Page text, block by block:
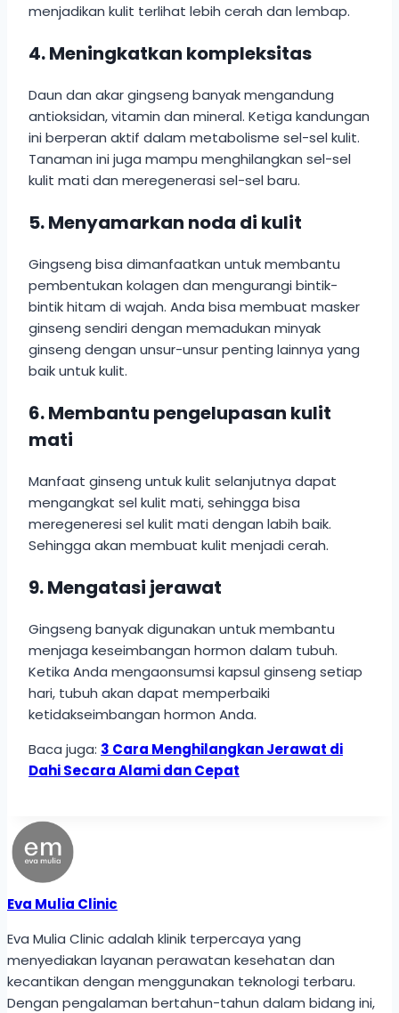
menjadikan kulit terlihat lebih cerah dan lembap.
4. Meningkatkan kompleksitas
Daun dan akar gingseng banyak mengandung
antioksidan, vitamin dan mineral. Ketiga kandungan
ini berperan aktif dalam metabolisme sel-sel kulit.
Tanaman ini juga mampu menghilangkan sel-sel
kulit mati dan meregenerasi sel-sel baru.
5. Menyamarkan noda di kulit
Gingseng bisa dimanfaatkan untuk membantu
pembentukan kolagen dan mengurangi bintik-
bintik hitam di wajah. Anda bisa membuat masker
ginseng sendiri dengan memadukan minyak
ginseng dengan unsur-unsur penting lainnya yang
baik untuk kulit.
6. Membantu pengelupasan kulit
mati
Manfaat ginseng untuk kulit selanjutnya dapat
mengangkat sel kulit mati, sehingga bisa
meregeneresi sel kulit mati dengan labih baik.
Sehingga akan membuat kulit menjadi cerah.
9. Mengatasi jerawat
Gingseng banyak digunakan untuk membantu
menjaga keseimbangan hormon dalam tubuh.
Ketika Anda mengaonsumsi kapsul ginseng setiap
hari, tubuh akan dapat memperbaiki
ketidakseimbangan hormon Anda.
Baca juga: 3 Cara Menghilangkan Jerawat di
Dahi Secara Alami dan Cepat
Eva Mulia Clinic
Eva Mulia Clinic adalah klinik terpercaya yang
menyediakan layanan perawatan kesehatan dan
kecantikan dengan menggunakan teknologi terbaru.
Dengan pengalaman bertahun-tahun dalam bidang ini,